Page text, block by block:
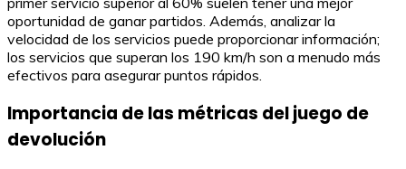
oportunidad de ganar partidos. Además, analizar la
velocidad de los servicios puede proporcionar información;
los servicios que superan los 190 km/h son a menudo más
efectivos para asegurar puntos rápidos.
Importancia de las métricas del juego de
devolución